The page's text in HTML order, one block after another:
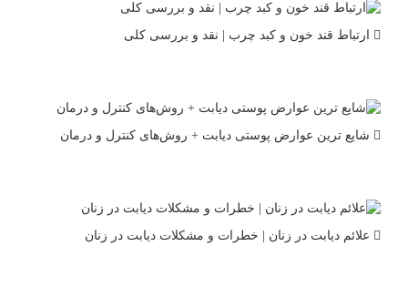
ارتباط قند خون و کبد چرب | نقد و بررسی کلی
شایع ترین عوارض پوستی دیابت + روش‌های کنترل و درمان
علائم دیابت در زنان | خطرات و مشکلات دیابت در زنان